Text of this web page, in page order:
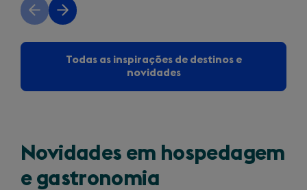
Previous
slide
Next
slide
Todas as inspirações de destinos e
novidades
Novidades em hospedagem
e gastronomia